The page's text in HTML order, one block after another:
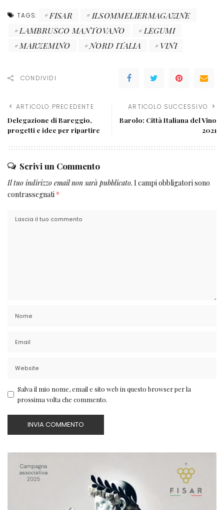
TAGS: FISAR
ILSOMMELIERMAGAZINE
LAMBRUSCO MANTOVANO
LEGUMI
MARZEMINO
NORD ITALIA VINI
CONDIVIDI
ARTICOLO PRECEDENTE
Delegazione di Bareggio,
progetti e idee per ripartire
ARTICOLO SUCCESSIVO
Barolo: Città Italiana del Vino
2021
Scrivi un Commento
Il tuo indirizzo email non sarà pubblicato. I campi obbligatori sono
contrassegnati *
Salva il mio nome, email e sito web in questo browser per la
prossima volta che commento.